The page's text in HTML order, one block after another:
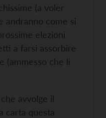
(a voler
andranno come si
elezioni
a farsi assorbire
(ammesso che li
avvolge il
carta questa